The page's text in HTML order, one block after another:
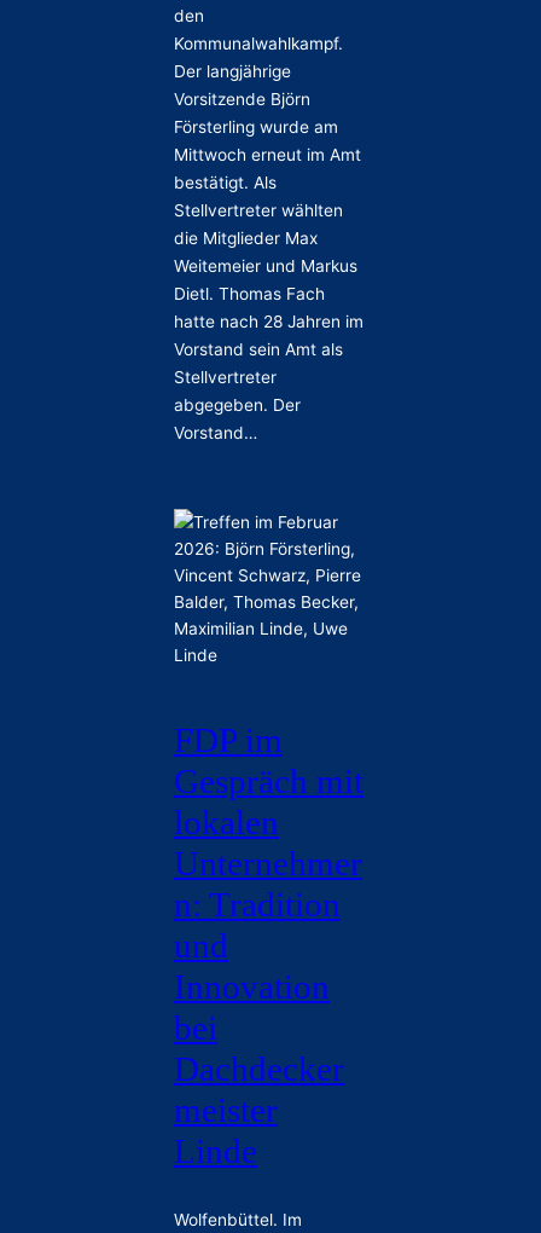
den
Kommunalwahlkampf.
Der langjährige
Vorsitzende Björn
Försterling wurde am
Mittwoch erneut im Amt
bestätigt. Als
Stellvertreter wählten
die Mitglieder Max
Weitemeier und Markus
Dietl. Thomas Fach
hatte nach 28 Jahren im
Vorstand sein Amt als
Stellvertreter
abgegeben. Der
Vorstand…
FDP im
Gespräch mit
lokalen
Unternehmer
n: Tradition
und
Innovation
bei
Dachdecker
meister
Linde
Wolfenbüttel. Im